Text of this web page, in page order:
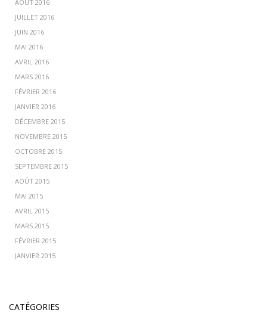
AOÛT 2016
JUILLET 2016
JUIN 2016
MAI 2016
AVRIL 2016
MARS 2016
FÉVRIER 2016
JANVIER 2016
DÉCEMBRE 2015
NOVEMBRE 2015
OCTOBRE 2015
SEPTEMBRE 2015
AOÛT 2015
MAI 2015
AVRIL 2015
MARS 2015
FÉVRIER 2015
JANVIER 2015
CATÉGORIES